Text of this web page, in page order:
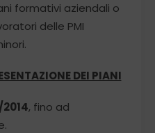
formativi aziendali o
delle PMI
DEI PIANI
, fino ad